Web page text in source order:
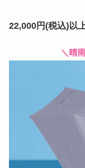
22,000円(税込)以
＼晴